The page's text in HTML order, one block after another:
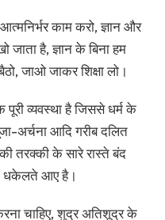
काम करो, ज्ञान और
जाता है, ज्ञान के बिना हम
जाओ जाकर शिक्षा लो।
पूरी व्यवस्था है जिससे धर्म के
अर्चना आदि गरीब दलित
तरक्की के सारे रास्ते बंद
धकेलते आए है।
चाहिए, शुद्र अतिशूद्र के